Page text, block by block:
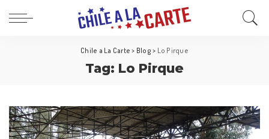
Chile a La Carte > Blog > Lo Pirque
Tag: Lo Pirque